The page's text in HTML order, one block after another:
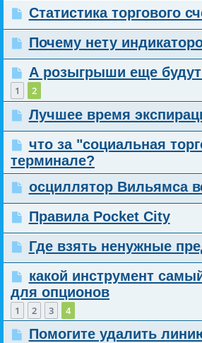
Статистика торгового
Почему нету
А розыгрыши еще
1 2
Лучшее время
что за "социальная
терминале?
осциллятор Вильямса
Правила Pocket City
Где взять ненужные
какой инструмент
для опционов
1 2 3 4
Помогите удалить